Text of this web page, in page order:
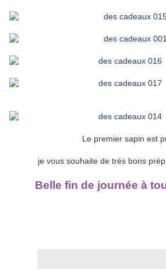
Le premier sapin est
je vous souhaite de trés bons
Belle fin de journée à